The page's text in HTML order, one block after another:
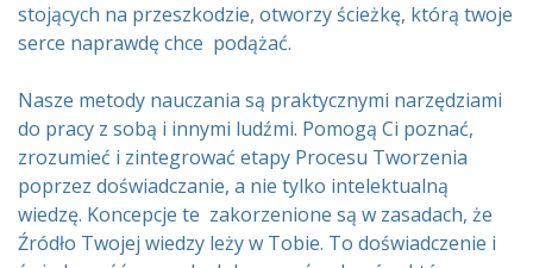
stojących na przeszkodzie, otworzy ścieżkę, którą twoje
serce naprawdę chce podążać.
Nasze metody nauczania są praktycznymi narzędziami
do pracy z sobą i innymi ludźmi. Pomogą Ci poznać,
zrozumieć i zintegrować etapy Procesu Tworzenia
poprzez doświadczanie, a nie tylko intelektualną
wiedzę. Koncepcje te zakorzenione są w zasadach, że
Źródło Twojej wiedzy leży w Tobie. To doświadczenie i